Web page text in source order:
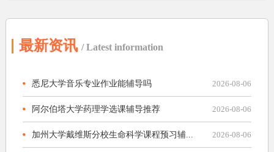
最新资讯 / Latest information
悉尼大学音乐专业作业能辅导吗 2026-08-06
阿尔伯塔大学药理学选课辅导推荐 2026-08-06
加州大学戴维斯分校生命科学课程预习辅... 2026-08-06